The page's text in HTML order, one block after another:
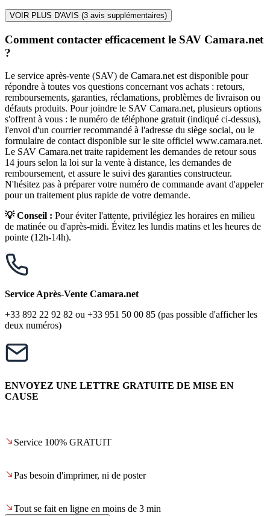
VOIR PLUS D'AVIS (3 avis supplémentaires)
Comment contacter efficacement le SAV Camara.net
?
Le service après-vente (SAV) de Camara.net est disponible pour
répondre à toutes vos questions concernant vos achats : retours,
remboursements, garanties, réclamations, problèmes de livraison ou
défauts produits. Pour joindre le SAV Camara.net, plusieurs options
s'offrent à vous : le numéro de téléphone gratuit (indiqué ci-dessus),
l'envoi d'un courrier recommandé à l'adresse du siège social, ou le
formulaire de contact disponible sur le site officiel www.camara.net.
Le SAV Camara.net traite rapidement les demandes de retour sous
14 jours selon la loi sur la vente à distance, les demandes de
remboursement, et assure le suivi des garanties constructeur.
N'hésitez pas à préparer votre numéro de commande avant d'appeler
pour un traitement plus rapide de votre demande.
💡 Conseil : Pour éviter l'attente, privilégiez les horaires en milieu
de matinée ou d'après-midi. Évitez les lundis matins et les heures de
pointe (12h-14h).
Service Après-Vente Camara.net
+33 892 22 92 82 ou +33 951 50 00 85 (pas possible d'afficher les
deux numéros)
ENVOYEZ UNE LETTRE GRATUITE DE MISE EN
CAUSE
Service 100% GRATUIT
Pas besoin d'imprimer, ni de poster
Tout se fait en ligne en moins de 3 min